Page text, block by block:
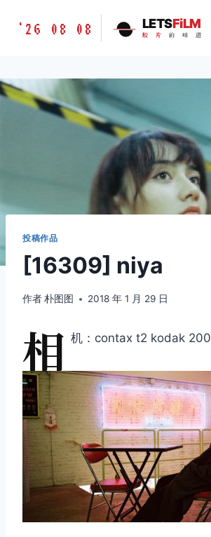
胶
味
道
LETSFILM
'26 08 08 LETSFiLM
胶 片 的 味 道
投稿作品
[16309] niya
作者朴图图 2018 年 1 月 29 日
相 机：contax t2 kodak 200